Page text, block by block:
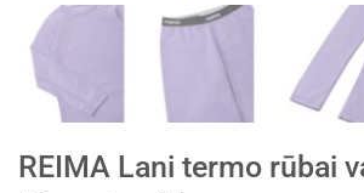
REIMA Lani termo rūbai